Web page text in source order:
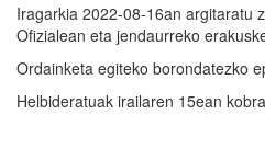
Iragarkia 2022-08-16an argitaratu
Ofizialean eta jendaurreko
Ordainketa egiteko borondatezko
Helbideratuak irailaren 15ean